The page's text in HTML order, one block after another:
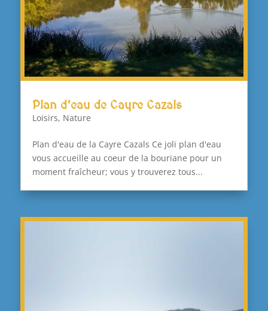
Plan d’eau de Cayre Cazals
Loisirs, Nature
Plan d'eau de la Cayre Cazals Ce joli plan d'eau
vous accueille au coeur de la bouriane pour un
moment fraîcheur; vous y trouverez tous...